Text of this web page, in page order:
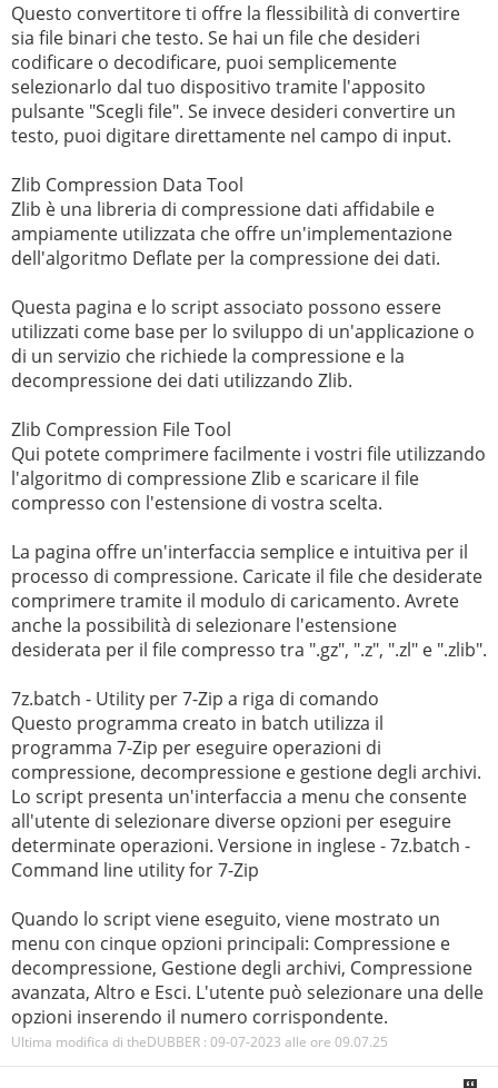
Questo convertitore ti offre la flessibilità di convertire
sia file binari che testo. Se hai un file che desideri
codificare o decodificare, puoi semplicemente
selezionarlo dal tuo dispositivo tramite l'apposito
pulsante "Scegli file". Se invece desideri convertire un
testo, puoi digitare direttamente nel campo di input.
Zlib Compression Data Tool
Zlib è una libreria di compressione dati affidabile e
ampiamente utilizzata che offre un'implementazione
dell'algoritmo Deflate per la compressione dei dati.
Questa pagina e lo script associato possono essere
utilizzati come base per lo sviluppo di un'applicazione o
di un servizio che richiede la compressione e la
decompressione dei dati utilizzando Zlib.
Zlib Compression File Tool
Qui potete comprimere facilmente i vostri file utilizzando
l'algoritmo di compressione Zlib e scaricare il file
compresso con l'estensione di vostra scelta.
La pagina offre un'interfaccia semplice e intuitiva per il
processo di compressione. Caricate il file che desiderate
comprimere tramite il modulo di caricamento. Avrete
anche la possibilità di selezionare l'estensione
desiderata per il file compresso tra ".gz", ".z", ".zl" e ".zlib".
7z.batch - Utility per 7-Zip a riga di comando
Questo programma creato in batch utilizza il
programma 7-Zip per eseguire operazioni di
compressione, decompressione e gestione degli archivi.
Lo script presenta un'interfaccia a menu che consente
all'utente di selezionare diverse opzioni per eseguire
determinate operazioni. Versione in inglese - 7z.batch -
Command line utility for 7-Zip
Quando lo script viene eseguito, viene mostrato un
menu con cinque opzioni principali: Compressione e
decompressione, Gestione degli archivi, Compressione
avanzata, Altro e Esci. L'utente può selezionare una delle
opzioni inserendo il numero corrispondente.
Ultima modifica di theDUBBER : 09-07-2023 alle ore 09.07.25